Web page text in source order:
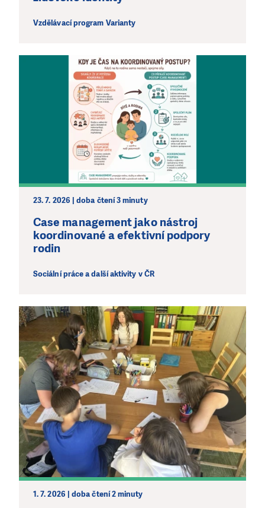
Vzdělávací program Varianty
23. 7. 2026 | doba čtení 3 minuty
Case management jako nástroj
koordinované a efektivní podpory
rodin
Sociální práce a další aktivity v ČR
1. 7. 2026 | doba čtení 2 minuty
PODPOŘTE NÁS!
Abychom mohli pomáhat smysluplně, neobejdeme se
bez Vaší podpory. Ať už se nám rozhodnete pomoci
jedním darem nebo se stanete pravidelným dárcem
Klubu přátel, Vaše dary nám umožní pomoci vždy tam,
kde je to nejvíce potřeba.
DAROVAT DAROVAT PRAVIDELNĚ